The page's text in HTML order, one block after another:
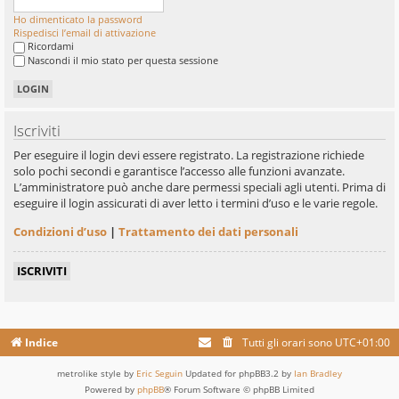
Ho dimenticato la password
Rispedisci l’email di attivazione
Ricordami
Nascondi il mio stato per questa sessione
Iscriviti
Per eseguire il login devi essere registrato. La registrazione richiede
solo pochi secondi e garantisce l’accesso alle funzioni avanzate.
L’amministratore può anche dare permessi speciali agli utenti. Prima di
eseguire il login assicurati di aver letto i termini d’uso e le varie regole.
Condizioni d’uso | Trattamento dei dati personali
ISCRIVITI
Indice Tutti gli orari sono UTC+01:00
metrolike style by Eric Seguin Updated for phpBB3.2 by Ian Bradley
Powered by phpBB® Forum Software © phpBB Limited